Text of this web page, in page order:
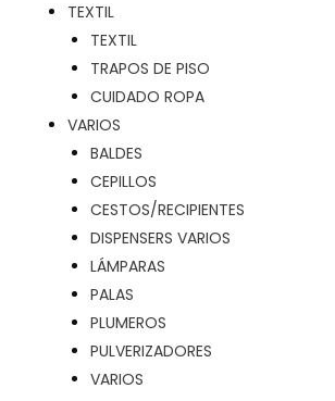
TEXTIL
TEXTIL
TRAPOS DE PISO
CUIDADO ROPA
VARIOS
BALDES
CEPILLOS
CESTOS/RECIPIENTES
DISPENSERS VARIOS
LÁMPARAS
PALAS
PLUMEROS
PULVERIZADORES
VARIOS